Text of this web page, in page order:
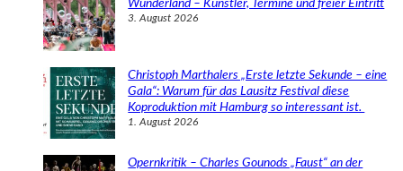
Wunderland – Künstler, Termine und freier Eintritt
3. August 2026
Christoph Marthalers „Erste letzte Sekunde – eine
Gala“: Warum für das Lausitz Festival diese
Koproduktion mit Hamburg so interessant ist.
1. August 2026
Opernkritik – Charles Gounods „Faust“ an der